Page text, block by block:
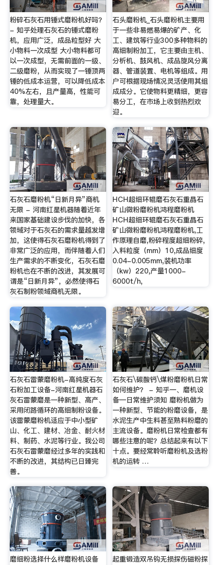
粉碎石灰石用锤式磨粉机好吗？
- 知乎处理石灰石的锤式磨粉
机，应用广泛，成品粒型好 大
小物料一次成型 大小物料都可
以一次成型，无需前面的一级、
二级磨粉，从而实现了一锤顶两
锤的低成本运营，可以降低成本
40%左右，且产量高，性能可
靠，处理量大。
石头磨粉机_石头磨粉机主要用
于一些非易燃易爆的矿产、化
工、建筑等行业300多种物料的
高细制粉加工，它主要由主机、
分析机、鼓风机、成品旋风分离
器、管道装置、电机等组成。用
户可根据现场情况灵活使用其组
成成分。它使物料更精细，更容
易分工，在市场上收到热烈欢
迎。
石灰石磨粉机“日新月异”商机
无限 - 河南红星机器随着近年
来国家基础建设步伐的加快，各
领域对于石灰石的需求量越发增
加，这使得石灰石磨粉机得到了
非常广泛的应用，而伴随着人们
生产需求的不断变化，石灰石磨
粉机也在不断的改进，其发展可
谓是“日新月异”，必然使得石
灰石制粉领域商机无限。
HCH超细环辊磨石灰石重晶石
矿山微粉磨粉机鸿程磨粉机
HCH超细环辊磨石灰石重晶石
矿山微粉磨粉机鸿程磨粉机,工
作原理自磨,粉碎程度超细粉碎,
入料粒度（mm）10,成品细度
0.04-0.005mm,装机功率
（kw）220,产量1000-
6000t/h,
石灰石雷蒙磨粉机-高纯度石灰
石粉加工设备-河南红星机器石
灰石雷蒙磨是一种新型、高产、
采用闭路循环的高细制粉设备。
该雷蒙磨粉机适应于中小型矿
山、化工、建材、冶金、耐火材
料、制药、水泥等行业。我公司
石灰石雷蒙磨经过多年的实践和
不断的改进，其结构已日臻完
善。
石灰石\碳酸钙\煤粉磨粉机日常
如何维护？ - 知乎一、磨机设
备—日常维护须知 磨粉机做为
一种新型、节能的粉磨设备，是
水泥生产中生料甚至熟料粉磨的
主流设备。磨粉机日常检查都有
哪些注意的呢？总结起来有以下
十点。要经常聆听磨粉机及选粉
机的运转 …
磨细粉选择什么样磨粉机设备
起重锻造双吊钩无损探伤磁粉探